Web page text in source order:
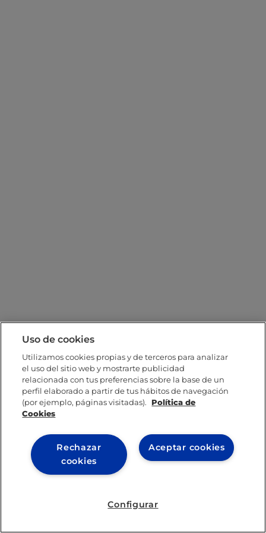
Uso de cookies
Utilizamos cookies propias y de terceros para analizar
el uso del sitio web y mostrarte publicidad
relacionada con tus preferencias sobre la base de un
perfil elaborado a partir de tus hábitos de navegación
(por ejemplo, páginas visitadas).
Política de
Cookies
Aceptar cookies
Rechazar
cookies
Configurar